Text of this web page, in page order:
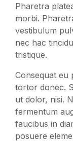
Pharetra
morbi.
vestibulum
nec hac
tristique.
Consequat eu
tortor donec.
ut dolor, nisi.
fermentum
faucibus in
posuere